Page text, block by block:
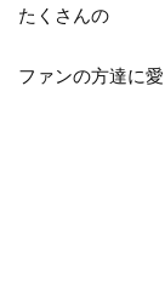
たくさんの
ファンの方達に